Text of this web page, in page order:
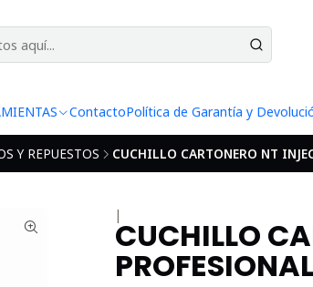
ContactoPolítica de Garantía y
Y REPUESTOS CUCHILLO CARTONERO NT
|
CUCHILLO